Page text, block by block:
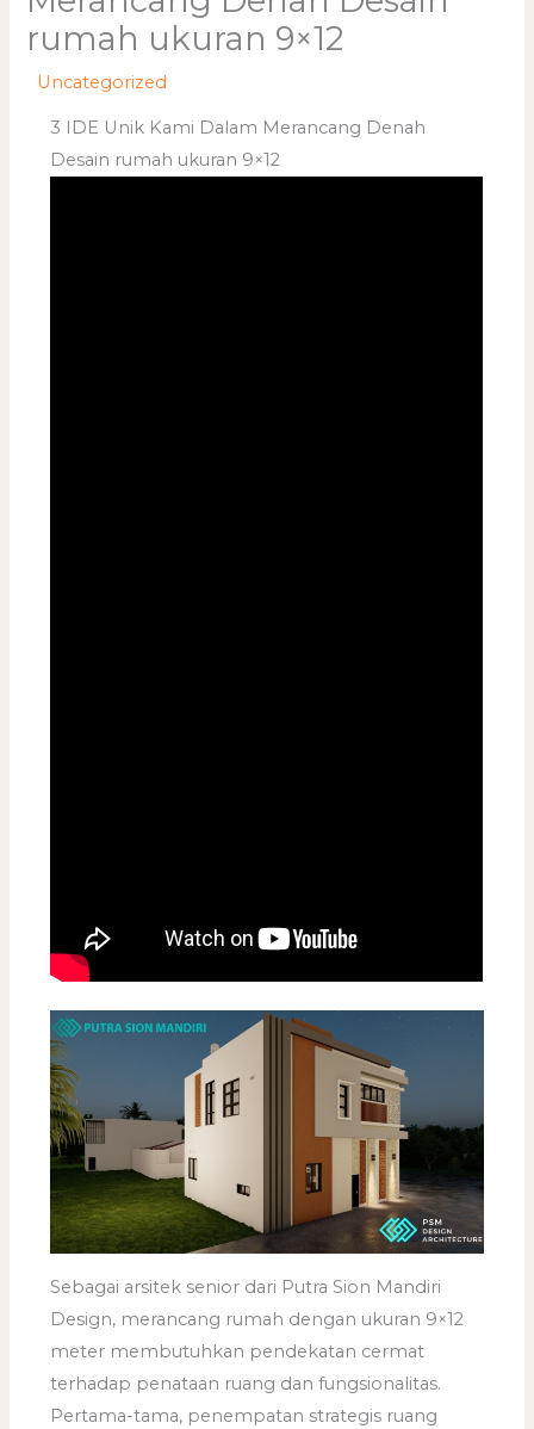
rumah ukuran 9×12
Uncategorized
3 IDE Unik Kami Dalam Merancang Denah
Desain rumah ukuran 9×12
Sebagai arsitek senior dari Putra Sion Mandiri
Design, merancang rumah dengan ukuran 9×12
meter membutuhkan pendekatan cermat
terhadap penataan ruang dan fungsionalitas.
Pertama-tama, penempatan strategis ruang